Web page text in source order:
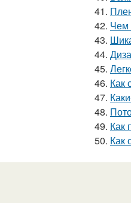
41.
42. Чем
43.
44.
45.
46. Как
47.
48.
49. Как
50. Как